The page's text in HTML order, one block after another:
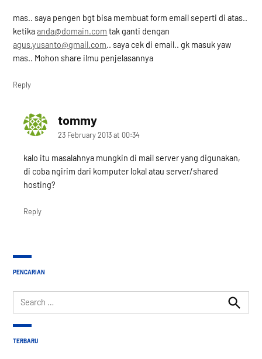
mas.. saya pengen bgt bisa membuat form email seperti di atas..
ketikaanda@domain.com tak ganti dengan
agus.yusanto@gmail.com.. saya cek di email.. gk masuk yaw
mas.. Mohon share ilmu penjelasannya
Reply
tommysays:
23 February 2013 at 00:34
kalo itu masalahnya mungkin di mail server yang digunakan,
di coba ngirim dari komputer lokal atau server/shared
hosting?
Reply
PENCARIAN
Search
for:
Search
TERBARU